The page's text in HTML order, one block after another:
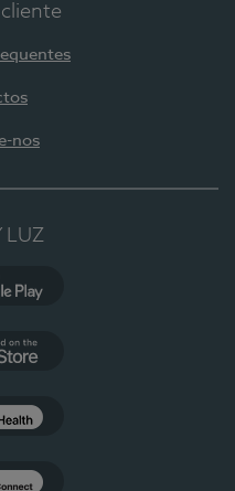
nos
LUZ